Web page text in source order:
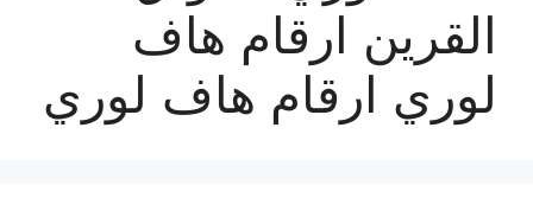
القرين ارقام هاف
لوري ارقام هاف لوري